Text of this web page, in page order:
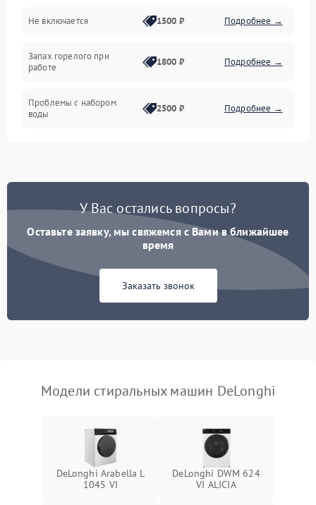
Не включается 1500 ₽ Подробнее →
Запах горелого при
работе
1800 ₽ Подробнее →
Проблемы с набором
воды
2500 ₽ Подробнее →
Замена платы управления 2200 ₽ Подробнее →
У Вас остались вопросы?
Оставьте заявку, мы свяжемся с Вами в ближайшее
время
Заказать звонок
Модели стиральных машин DeLonghi
DeLonghi Arabella L
1045 VI
DeLonghi DWM 624
VI ALICIA